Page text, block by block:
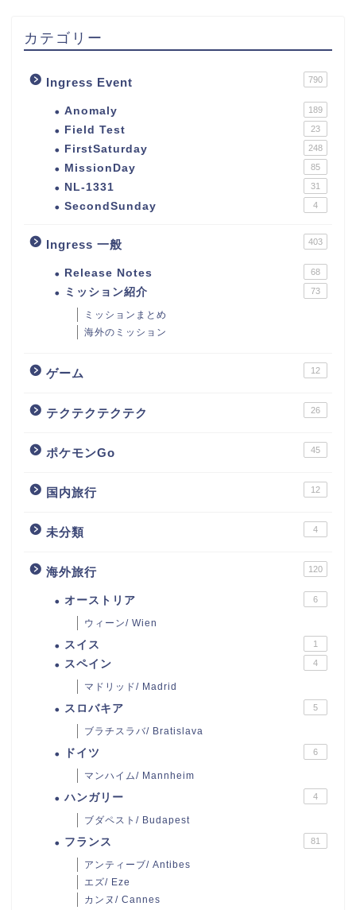
カテゴリー
Ingress Event 790
Anomaly 189
Field Test 23
FirstSaturday 248
MissionDay 85
NL-1331 31
SecondSunday 4
Ingress 一般 403
Release Notes 68
ミッション紹介 73
ミッションまとめ
海外のミッション
ゲーム 12
テクテクテクテク 26
ポケモンGo 45
国内旅行 12
未分類 4
海外旅行 120
オーストリア 6
ウィーン/ Wien
スイス 1
スペイン 4
マドリッド/ Madrid
スロバキア 5
ブラチスラバ/ Bratislava
ドイツ 6
マンハイム/ Mannheim
ハンガリー 4
ブダペスト/ Budapest
フランス 81
アンティーブ/ Antibes
エズ/ Eze
カンヌ/ Cannes